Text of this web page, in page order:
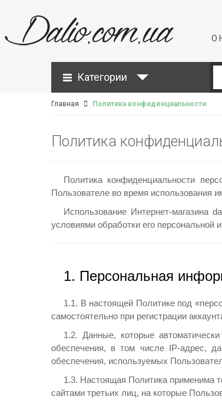
О
Категории
Главная Политика конфиденциальности
Политика
Политика конфиденциальности
Пользователе во время использования
Использование Интернет-магазина
условиями обработки его персональной
1. Персональная
1.1. В настоящей Политике под
самостоятельно при регистрации
1.2. Данные, которые
обеспечения, в том числе IP-адрес,
обеспечения, используемых
1.3. Настоящая Политика применима
сайтами третьих лиц, на которые